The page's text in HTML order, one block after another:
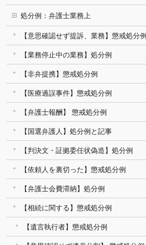
処分例：弁護士業務上
【意思確認せず提訴、業務】懲戒処分例
【業務停止中の業務】処分例
【非弁提携】懲戒処分例
【医療過誤事件】懲戒処分例
【弁護士報酬】 懲戒処分例
【国選弁護人】処分例と記事
【判決文・証拠委任状偽造】処分例
【依頼人を裏切った】懲戒処分例
【弁護士会費滞納】処分例
【相続に関する】懲戒処分例
【遺言執行者】懲戒処分例